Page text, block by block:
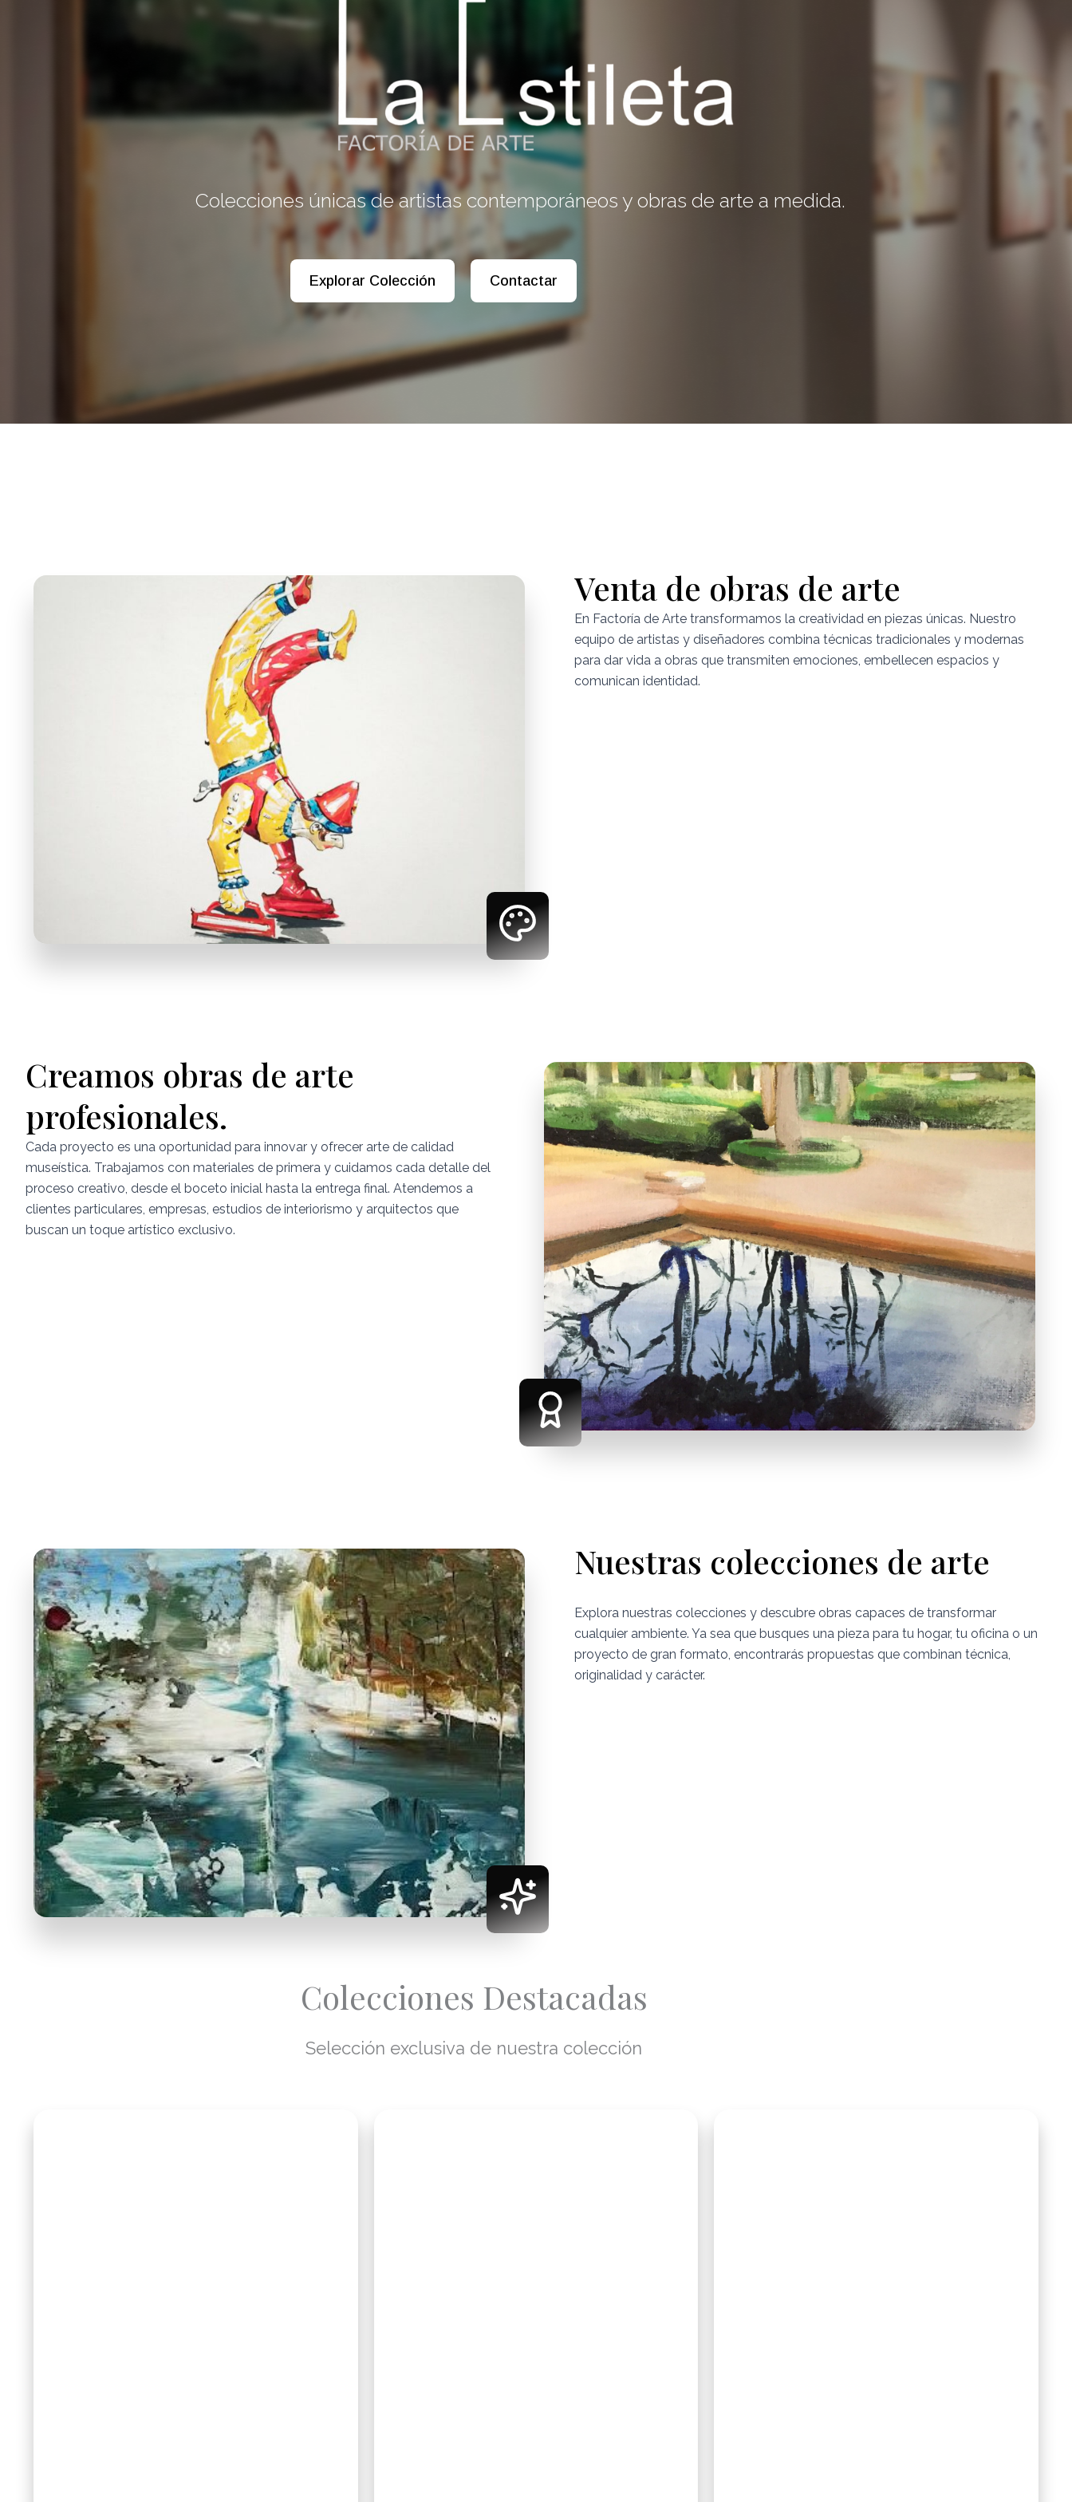
Colecciones únicas de artistas contemporáneos y obras de arte a medida.
Explorar Colección Contactar
Venta de obras de arte
En Factoría de Arte transformamos la creatividad en piezas únicas. Nuestro
equipo de artistas y diseñadores combina técnicas tradicionales y modernas
para dar vida a obras que transmiten emociones, embellecen espacios y
comunican identidad.
Creamos obras de arte
profesionales.
Cada proyecto es una oportunidad para innovar y ofrecer arte de calidad
museística. Trabajamos con materiales de primera y cuidamos cada detalle del
proceso creativo, desde el boceto inicial hasta la entrega final. Atendemos a
clientes particulares, empresas, estudios de interiorismo y arquitectos que
buscan un toque artístico exclusivo.
Nuestras colecciones de arte
Explora nuestras colecciones y descubre obras capaces de transformar
cualquier ambiente. Ya sea que busques una pieza para tu hogar, tu oficina o un
proyecto de gran formato, encontrarás propuestas que combinan técnica,
originalidad y carácter.
Colecciones Destacadas
Selección exclusiva de nuestra colección